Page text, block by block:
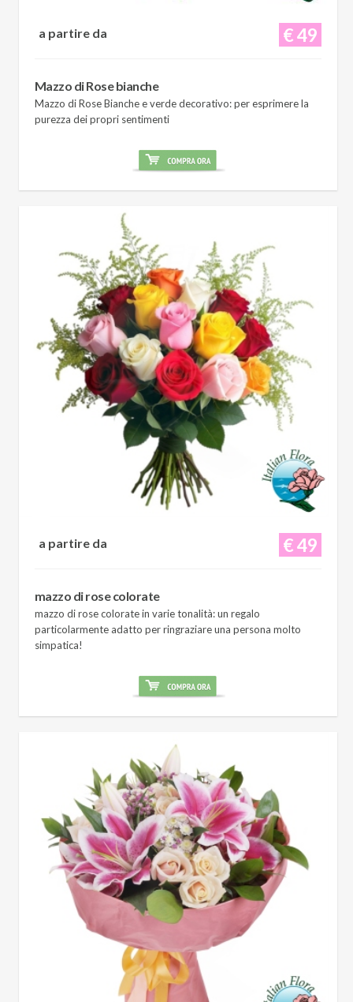
€ 49
a partire da
Mazzo di Rose bianche
Mazzo di Rose Bianche e verde decorativo: per esprimere la
purezza dei propri sentimenti
€ 49
a partire da
mazzo di rose colorate
mazzo di rose colorate in varie tonalità: un regalo
particolarmente adatto per ringraziare una persona molto
simpatica!